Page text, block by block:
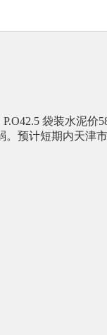
袋装水泥价
预计短期内天津